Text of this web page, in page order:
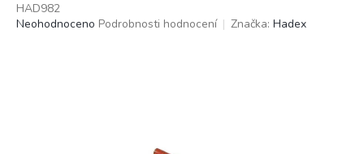
HAD982
Průměrné
Neohodnoceno Podrobnosti hodnocení Značka: Hadex